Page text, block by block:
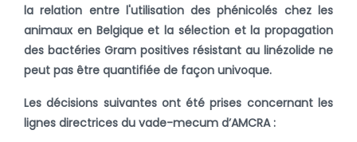
la relation entre l'utilisation des phénicolés chez les
animaux en Belgique et la sélection et la propagation
des bactéries Gram positives résistant au linézolide ne
peut pas être quantifiée de façon univoque.
Les décisions suivantes ont été prises concernant les
lignes directrices du vade-mecum d’AMCRA :